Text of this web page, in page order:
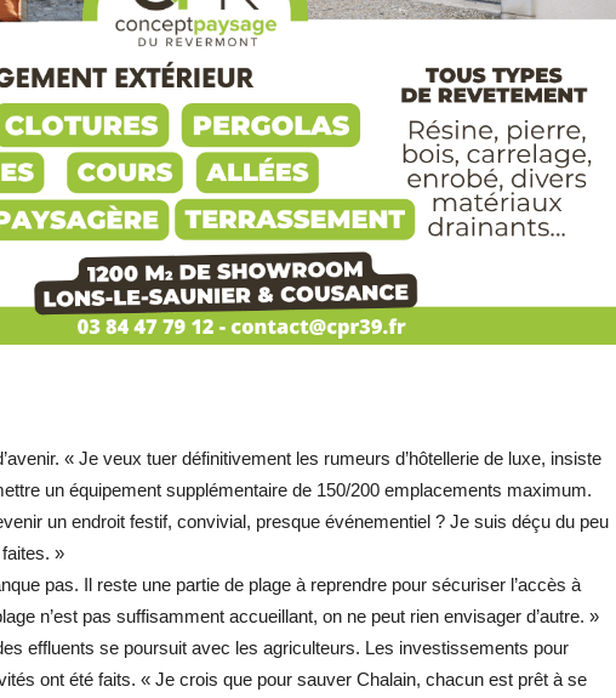
« Je veux tuer définitivement les rumeurs d’hôtellerie de luxe, insiste
un équipement supplémentaire de 150/200 emplacements maximum.
un endroit festif, convivial, presque événementiel ? Je suis déçu du peu
»
pas. Il reste une partie de plage à reprendre pour sécuriser l’accès à
n’est pas suffisamment accueillant, on ne peut rien envisager d’autre. »
effluents se poursuit avec les agriculteurs. Les investissements pour
ont été faits. « Je crois que pour sauver Chalain, chacun est prêt à se